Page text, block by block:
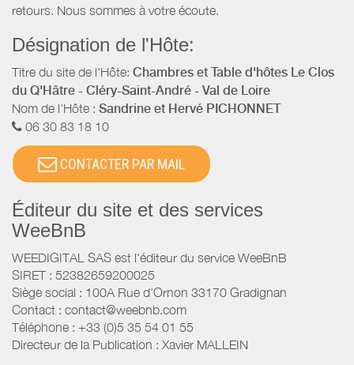
retours. Nous sommes à votre écoute.
Désignation de l'Hôte:
Titre du site de l'Hôte: Chambres et Table d'hôtes Le Clos
du Q'Hâtre - Cléry-Saint-André - Val de Loire
Nom de l'Hôte : Sandrine et Hervé PICHONNET
06 30 83 18 10
CONTACTER PAR MAIL
Éditeur du site et des services
WeeBnB
WEEDIGITAL SAS est l'éditeur du service WeeBnB
SIRET : 52382659200025
Siège social : 100A Rue d'Ornon 33170 Gradignan
Contact : contact@weebnb.com
Téléphone : +33 (0)5 35 54 01 55
Directeur de la Publication : Xavier MALLEIN